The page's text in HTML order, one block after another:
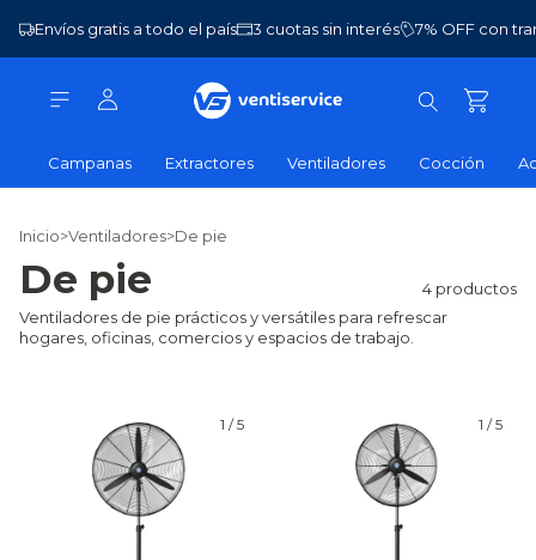
Envíos gratis a todo el país 3 cuotas sin interés 7% OFF con
Campanas Extractores Ventiladores Cocción
Inicio>Ventiladores>De pie
De pie
4 productos
Ventiladores de pie prácticos y versátiles para refrescar
hogares, oficinas, comercios y espacios de trabajo.
1 /5 1 /5